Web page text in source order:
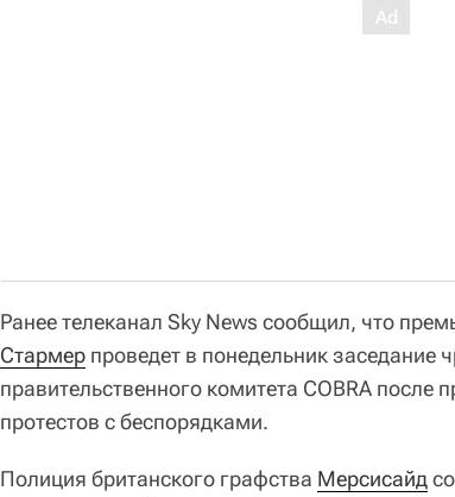
Ранее телеканал Sky News сообщил, что
Стармер проведет в понедельник заседание
правительственного комитета COBRA
протестов с беспорядками.
Полиция британского графства Мерсисайд